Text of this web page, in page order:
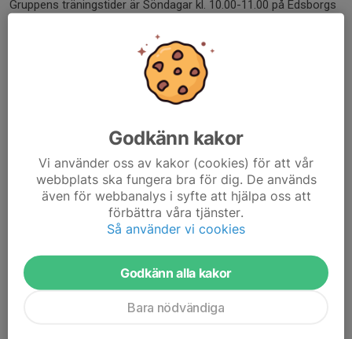
Gruppens träningstider är Söndagar kl. 10.00-11.00 på Edsborgs
Stöd föreningen via Gräsroten -
Svenska Spel
1 dec 2024 0 kommentarer
Godkänn kakor
Vi använder oss av kakor (cookies) för att vår
webbplats ska fungera bra för dig. De används
även för webbanalys i syfte att hjälpa oss att
förbättra våra tjänster.
Så använder vi cookies
Godkänn alla kakor
Bara nödvändiga